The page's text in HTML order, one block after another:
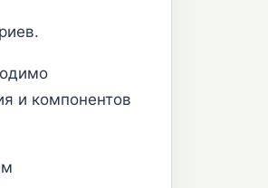
и компонентов